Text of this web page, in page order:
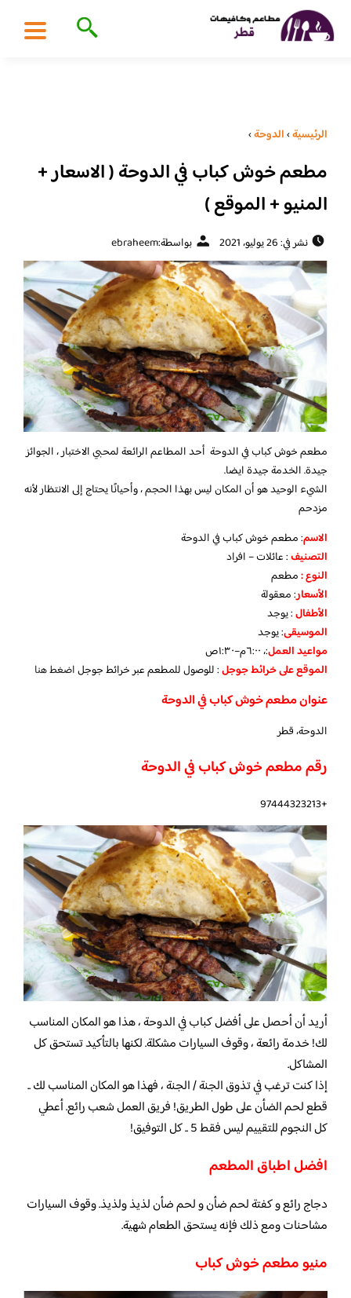
الرئيسية›الدوحة›
مطعم خوش كباب في الدوحة ( الاسعار +
المنيو + الموقع )
نشر في: 26 يوليو، 2021 بواسطة:ebraheem
مطعم خوش كباب في الدوحة أحد المطاعم الرائعة لمحبي الاختبار ، الجوائز
جيدة. الخدمة جيدة ايضا.
الشيء الوحيد هو أن المكان ليس بهذا الحجم ، وأحيانًا يحتاج إلى الانتظار لأنه
مزدحم
الاسم: مطعم خوش كباب في الدوحة
التصنيف: عائلات – افراد
النوع :مطعم
الأسعار:معقولة
الأطفال:يوجد
الموسيقى:يوجد
مواعيد العمل:، ٦:٠٠م–١:٣٠ص
الموقع على خرائط جوجل: للوصول للمطعم عبر خرائط جوجلاضغط هنا
عنوان مطعم خوش كباب في الدوحة
الدوحة، قطر
رقم مطعم خوش كباب في الدوحة
+97444323213
أريد أن أحصل على أفضل كباب في الدوحة ، هذا هو المكان المناسب
لك! خدمة رائعة ، وقوف السيارات مشكلة. لكنها بالتأكيد تستحق كل
المشاكل.
إذا كنت ترغب في تذوق الجنة / الجنة ، فهذا هو المكان المناسب لك ..
قطع لحم الضأن على طول الطريق! فريق العمل شعب رائع. أعطي
كل النجوم للتقييم ليس فقط 5 .. كل التوفيق!
افضل اطباق المطعم
دجاج رائع و كفتة لحم ضأن و لحم ضأن لذيذ ولذيذ. وقوف السيارات
مشاحنات ومع ذلك فإنه يستحق الطعام شهية.
منيو مطعم خوش كباب